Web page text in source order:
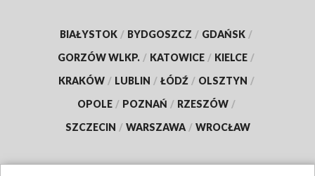
BIAŁYSTOK / BYDGOSZCZ / GDAŃSK /
GORZÓW WLKP. / KATOWICE / KIELCE /
KRAKÓW / LUBLIN / ŁÓDŹ / OLSZTYN /
OPOLE / POZNAŃ / RZESZÓW /
SZCZECIN / WARSZAWA / WROCŁAW